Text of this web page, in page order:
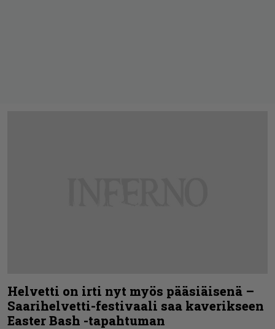
Helvetti on irti nyt myös pääsiäisenä –
Saarihelvetti-festivaali saa kaverikseen
Easter Bash -tapahtuman